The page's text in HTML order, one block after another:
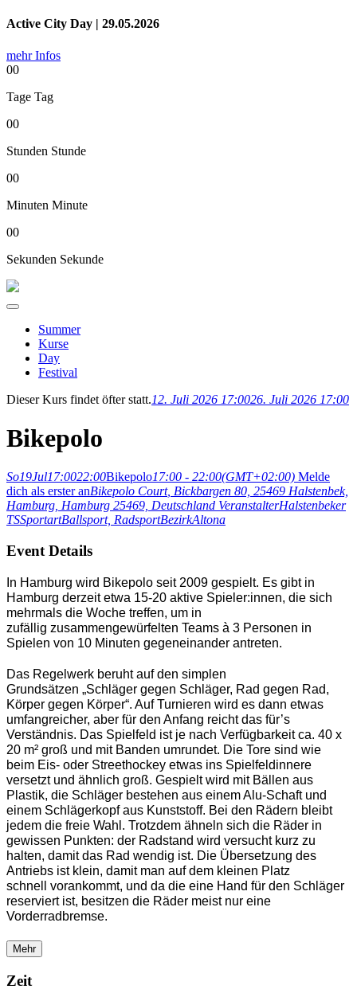
Active City Day | 29.05.2026
mehr Infos
00
Tage Tag
00
Stunden Stunde
00
Minuten Minute
00
Sekunden Sekunde
Summer
Kurse
Day
Festival
Dieser Kurs findet öfter statt.12. Juli 2026 17:0026. Juli 2026 17:00
Bikepolo
So19Jul17:0022:00Bikepolo17:00 - 22:00(GMT+02:00) Melde
dich als erster anBikepolo Court, Bickbargen 80, 25469 Halstenbek,
Hamburg, Hamburg 25469, Deutschland VeranstalterHalstenbeker
TSSportartBallsport, RadsportBezirkAltona
Event Details
In Hamburg wird Bikepolo seit 2009 gespielt. Es gibt in
Hamburg derzeit etwa 15-20 aktive Spieler:innen, die sich
mehrmals die Woche treffen, um in
zufällig zusammengewürfelten Teams à 3 Personen in
Spielen von 10 Minuten gegeneinander antreten.
Das Regelwerk beruht auf den simplen
Grundsätzen „Schläger gegen Schläger, Rad gegen Rad,
Körper gegen Körper“. Auf Turnieren wird es dann etwas
umfangreicher, aber für den Anfang reicht das für’s
Verständnis. Das Spielfeld ist je nach Verfügbarkeit ca. 40 x
20 m² groß und mit Banden umrundet. Die Tore sind wie
beim Eis- oder Streethockey etwas ins Spielfeldinnere
versetzt und ähnlich groß. Gespielt wird mit Bällen aus
Plastik, die Schläger bestehen aus einem Alu-Schaft und
einem Schlägerkopf aus Kunststoff. Bei den Rädern bleibt
jedem die freie Wahl. Trotzdem ähneln sich die Räder in
gewissen Punkten: der Radstand wird versucht kurz zu
halten, damit das Rad wendig ist. Die Übersetzung des
Antriebs ist klein, damit man auf dem kleinen Platz
schnell vorankommt, und da die eine Hand für den Schläger
reserviert ist, besitzen die Räder meist nur eine
Vorderradbremse.
Mehr
Zeit